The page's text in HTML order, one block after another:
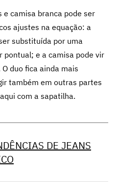
e camisa branca pode ser
ajustes na equação: a
substituída por uma
pontual; e a camisa pode vir
duo fica ainda mais
também em outras partes
com a sapatilha.
DE JEANS